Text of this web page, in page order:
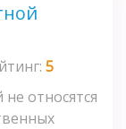
5
относятся